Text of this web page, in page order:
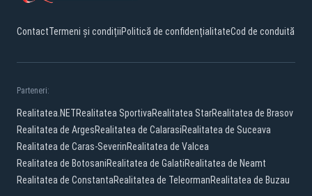
ContactTermeni și condițiiPolitică de confidențialitateCod de conduită
Parteneri:
Realitatea.NETRealitatea SportivaRealitatea StarRealitatea de Brasov
Realitatea de ArgesRealitatea de CalarasiRealitatea de Suceava
Realitatea de Caras-SeverinRealitatea de Valcea
Realitatea de BotosaniRealitatea de GalatiRealitatea de Neamt
Realitatea de ConstantaRealitatea de TeleormanRealitatea de Buzau